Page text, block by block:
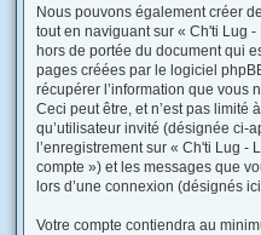
Nous pouvons également créer
tout en naviguant sur « Ch'ti Lug
hors de portée du document qui
pages créées par le logiciel
récupérer l’information que vous
Ceci peut être, et n’est pas limité
qu’utilisateur invité (désignée ci-
l’enregistrement sur « Ch'ti Lug -
compte ») et les messages que
lors d’une connexion (désignés
Votre compte contiendra au